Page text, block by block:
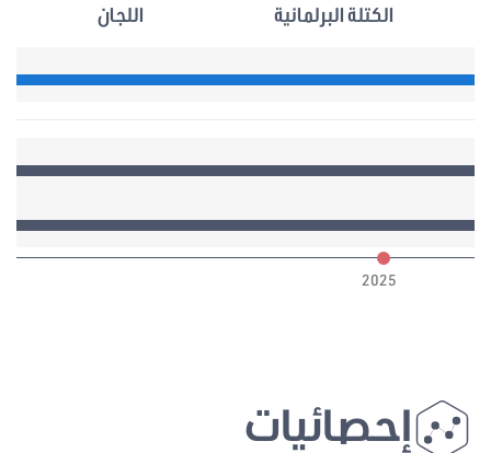
الكتلة البرلمانية اللجان
2025
إحصائيات